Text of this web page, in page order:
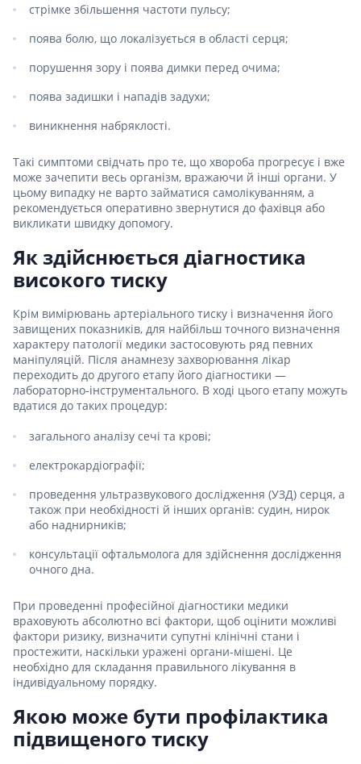
стрімке збільшення частоти пульсу;
поява болю, що локалізується в області серця;
порушення зору і поява димки перед очима;
поява задишки і нападів задухи;
виникнення набряклості.
Такі симптоми свідчать про те, що хвороба прогресує і вже
може зачепити весь організм, вражаючи й інші органи. У
цьому випадку не варто займатися самолікуванням, а
рекомендується оперативно звернутися до фахівця або
викликати швидку допомогу.
Як здійснюється діагностика
високого тиску
Крім вимірювань артеріального тиску і визначення його
завищених показників, для найбільш точного визначення
характеру патології медики застосовують ряд певних
маніпуляцій. Після анамнезу захворювання лікар
переходить до другого етапу його діагностики —
лабораторно-інструментального. В ході цього етапу можуть
вдатися до таких процедур:
загального аналізу сечі та крові;
електрокардіографії;
проведення ультразвукового дослідження (УЗД) серця, а
також при необхідності й інших органів: судин, нирок
або наднирників;
консультації офтальмолога для здійснення дослідження
очного дна.
При проведенні професійної діагностики медики
враховують абсолютно всі фактори, щоб оцінити можливі
фактори ризику, визначити супутні клінічні стани і
простежити, наскільки уражені органи-мішені. Це
необхідно для складання правильного лікування в
індивідуальному порядку.
Якою може бути профілактика
підвищеного тиску